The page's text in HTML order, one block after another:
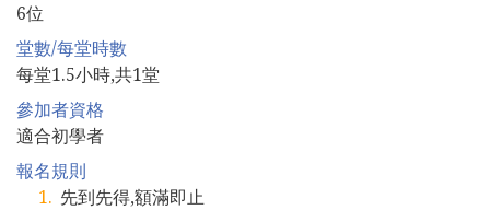
6位
堂數/每堂時數
每堂1.5小時,共1堂
參加者資格
適合初學者
報名規則
先到先得,額滿即止